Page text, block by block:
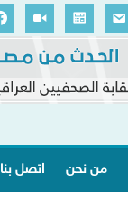
من نحن اتصل بنا